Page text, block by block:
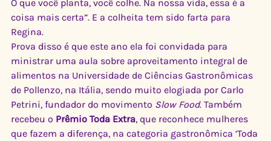
O que você planta, você colhe. Na nossa vida, essa é a
coisa mais certa”. E a colheita tem sido farta para
Regina.
Prova disso é que este ano ela foi convidada para
ministrar uma aula sobre aproveitamento integral de
alimentos na Universidade de Ciências Gastronômicas
de Pollenzo, na Itália, sendo muito elogiada por Carlo
Petrini, fundador do movimento Slow Food. Também
recebeu o Prêmio Toda Extra, que reconhece mulheres
que fazem a diferença, na categoria gastronômica ‘Toda